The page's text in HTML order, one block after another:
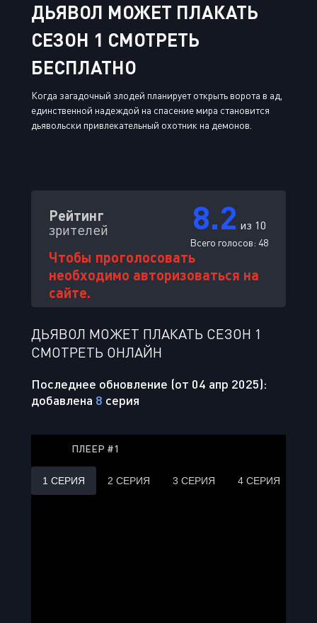
ДЬЯВОЛ МОЖЕТ ПЛАКАТЬ
СЕЗОН 1 СМОТРЕТЬ
БЕСПЛАТНО
Когда загадочный злодей планирует открыть ворота в ад,
единственной надеждой на спасение мира становится
дьявольски привлекательный охотник на демонов.
Рейтинг
зрителей 8.2 из 10
Всего голосов: 48
Чтобы проголосовать
необходимо авторизоваться на
сайте.
ДЬЯВОЛ МОЖЕТ ПЛАКАТЬ СЕЗОН 1
СМОТРЕТЬ ОНЛАЙН
Последнее обновление (от 04 апр 2025):
добавлена 8 серия
ПЛЕЕР #1